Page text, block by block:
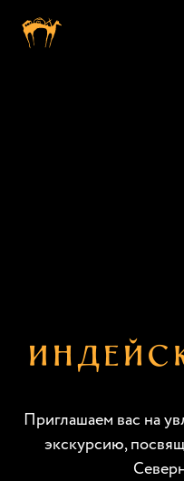
Приглашаем вас на
экскурсию,